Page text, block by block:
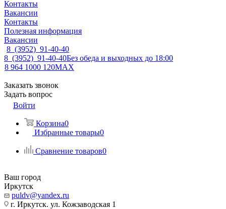
Контакты
Вакансии
Контакты
Полезная информация
Вакансии
8 (3952) 91-40-40
8 (3952) 91-40-40Без обеда и выходных до 18:00
8 964 1000 120MAX
Заказать звонок
Задать вопрос
Войти
Корзина0
Избранные товары0
Сравнение товаров0
Ваш город
Иркутск
puldv@yandex.ru
г. Иркутск. ул. Кожзаводская 1